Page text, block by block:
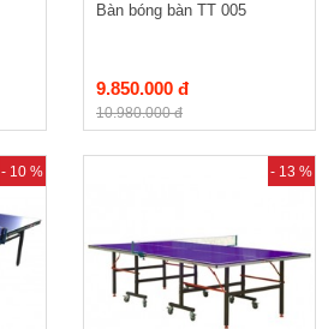
Bàn bóng bàn TT 005
9.850.000 đ
10.980.000 đ
- 10 % - 13 %